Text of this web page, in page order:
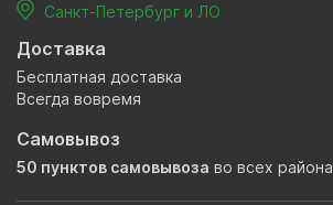
Санкт-Петербург и ЛО
Доставка
Бесплатная доставка
Всегда вовремя
Самовывоз
50 пунктов самовывоза во всех